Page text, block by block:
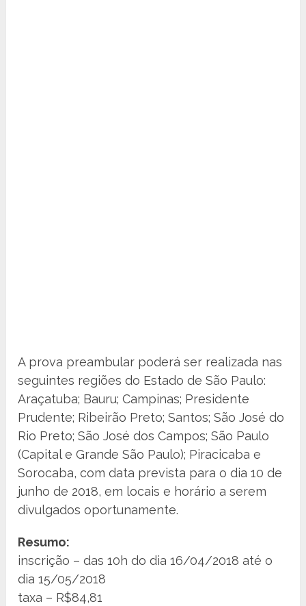
A prova preambular poderá ser realizada nas
seguintes regiões do Estado de São Paulo:
Araçatuba; Bauru; Campinas; Presidente
Prudente; Ribeirão Preto; Santos; São José do
Rio Preto; São José dos Campos; São Paulo
(Capital e Grande São Paulo); Piracicaba e
Sorocaba, com data prevista para o dia 10 de
junho de 2018, em locais e horário a serem
divulgados oportunamente.
Resumo:
inscrição – das 10h do dia 16/04/2018 até o
dia 15/05/2018
taxa – R$84,81